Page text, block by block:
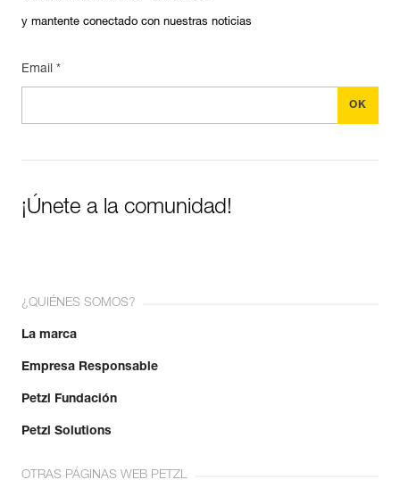
y mantente conectado con nuestras noticias
Email *
¡Únete a la comunidad!
¿QUIÉNES SOMOS?
La marca
Empresa Responsable
Petzl Fundación
Petzl Solutions
OTRAS PÁGINAS WEB PETZL